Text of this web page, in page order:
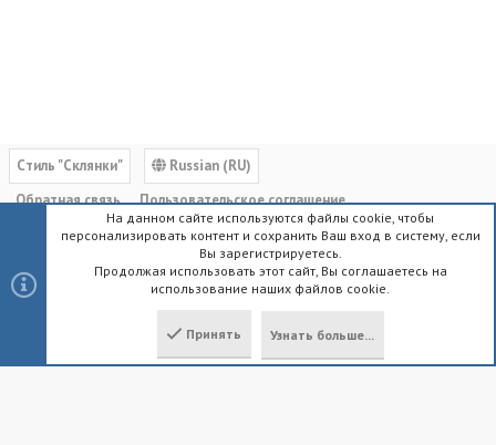
Cтиль "Склянки"
Russian (RU)
Обратная связь
Пользовательское соглашение
Политика конфиденциальности
Помощь Главная
R
S
Community platform by XenForo® © 2010-2023 XenForo Ltd.
XenForo.Info
На данном сайте используются файлы cookie, чтобы
персонализировать контент и сохранить Ваш вход в систему, если
Вы зарегистрируетесь.
Продолжая использовать этот сайт, Вы соглашаетесь на
использование наших файлов cookie.
Принять Узнать больше...